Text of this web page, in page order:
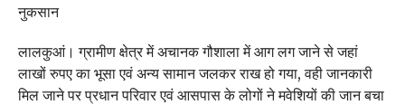
नुकसान
लालकुआं। ग्रामीण क्षेत्र में अचानक गौशाला में आग लग जाने से जहां
लाखों रुपए का भूसा एवं अन्य सामान जलकर राख हो गया, वही जानकारी
मिल जाने पर प्रधान परिवार एवं आसपास के लोगों ने मवेशियों की जान बचा